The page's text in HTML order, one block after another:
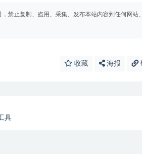
禁止复制、盗用、采集、发布本站内容到任何网站
收藏 海报
具